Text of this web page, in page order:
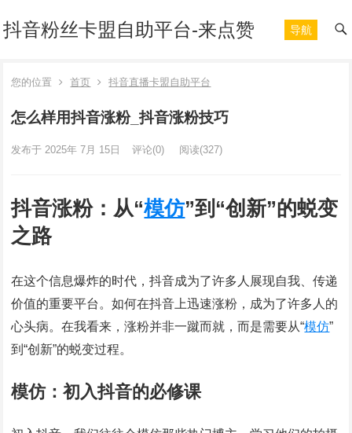
抖音粉丝卡盟自助平台-来点赞 导航
您的位置 首页 抖音直播卡盟自助平台
怎么样用抖音涨粉_抖音涨粉技巧
发布于 2025年 7月 15日 评论(0) 阅读(327)
抖音涨粉：从“模仿”到“创新”的蜕变
之路
在这个信息爆炸的时代，抖音成为了许多人展现自我、传递
价值的重要平台。如何在抖音上迅速涨粉，成为了许多人的
心头病。在我看来，涨粉并非一蹴而就，而是需要从“模仿”
到“创新”的蜕变过程。
模仿：初入抖音的必修课